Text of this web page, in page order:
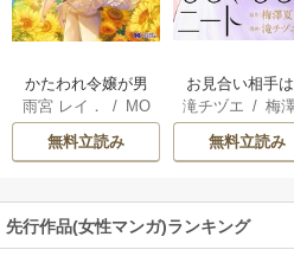
かたわれ令嬢が男
装する理由（コミ
ック）
雨宮 レイ． / MO
/SORAJIMA
無料立読み
お見合い相手
じゃもじゃニ
滝チヅエ /梅
子（エブリスタ
無料立読み
先行作品(女性マンガ)ランキング